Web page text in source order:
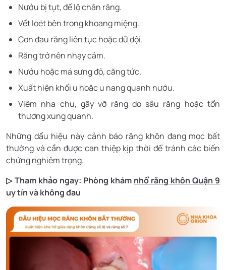
Nướu bị tụt, để lộ chân răng.
Vết loét bên trong khoang miệng.
Cơn đau răng liên tục hoặc dữ dội.
Răng trở nên nhạy cảm.
Nướu hoặc má sưng đỏ, căng tức.
Xuất hiện khối u hoặc u nang quanh nướu.
Viêm nha chu, gãy vỡ răng do sâu răng hoặc tổn
thương xung quanh.
Những dấu hiệu này cảnh báo răng khôn đang mọc bất
thường và cần được can thiệp kịp thời để tránh các biến
chứng nghiêm trọng.
▷ Tham khảo ngay: Phòng khám nhổ răng khôn Quận 9
uy tín và không đau